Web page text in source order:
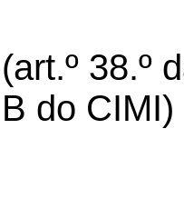
(art.º 38.º
B do CIMI)